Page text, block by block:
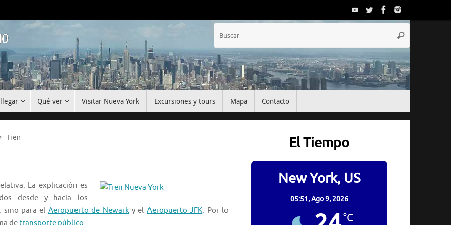
Buscar
Qué ver Visitar Nueva York Excursiones y tours Mapa Contacto
Tren
La explicación es
desde y hacia los
sino para el Aeropuerto de Newarky el Aeropuerto JFK. Por lo
El Tiempo
New York, US
05:51,Ago 9, 2026
°C